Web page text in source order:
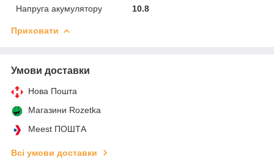
Напруга акумулятору
10.8
Приховати
Умови доставки
Нова Пошта
Магазини Rozetka
Meest ПОШТА
Всі умови доставки